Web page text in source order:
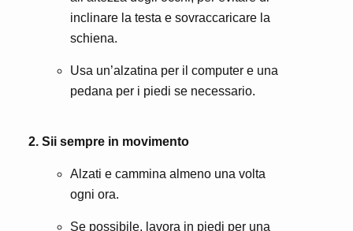
inclinare la testa e sovraccaricare la
schiena.
Usa un’alzatina per il computer e una
pedana per i piedi se necessario.
2. Sii sempre in movimento
Alzati e cammina almeno una volta
ogni ora.
Se possibile, lavora in piedi per una